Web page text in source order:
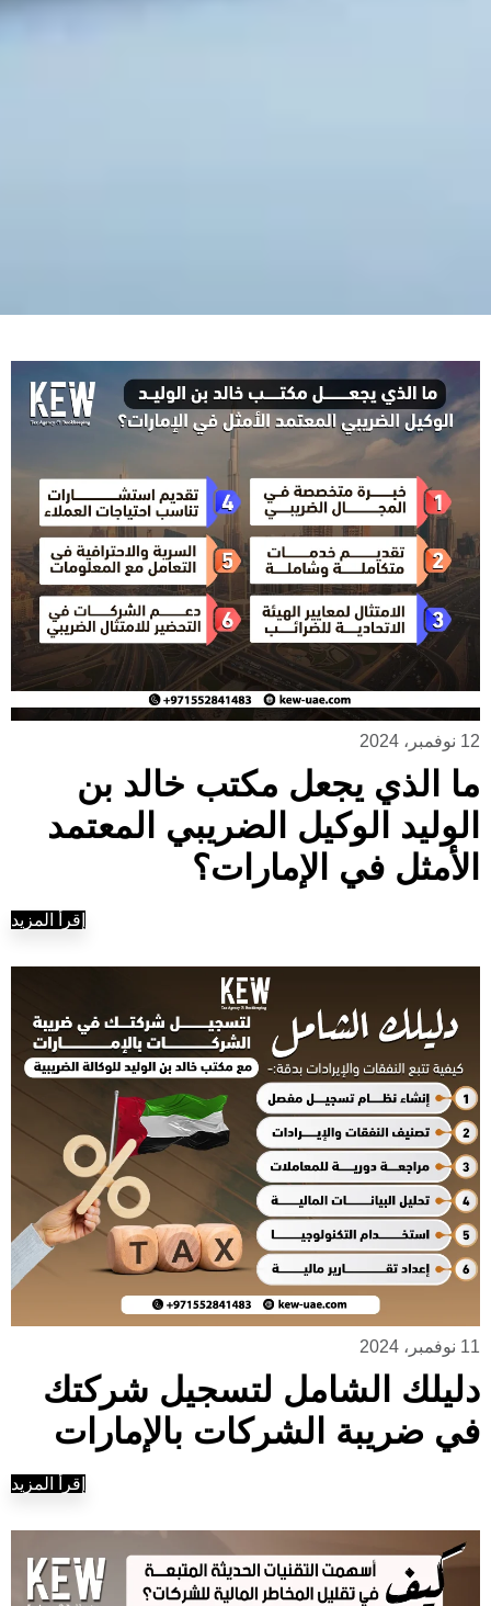
12 نوفمبر، 2024
ما الذي يجعل مكتب خالد بن
الوليد الوكيل الضريبي المعتمد
الأمثل في الإمارات؟
إقرأ المزيد
11 نوفمبر، 2024
دليلك الشامل لتسجيل شركتك
في ضريبة الشركات بالإمارات
إقرأ المزيد